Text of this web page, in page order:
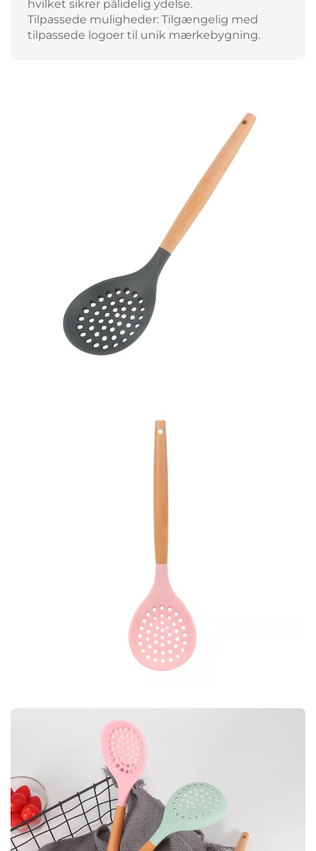
hvilket sikrer pålidelig ydelse.
Tilpassede muligheder: Tilgængelig med
tilpassede logoer til unik mærkebygning.